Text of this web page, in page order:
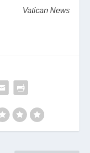
Vatican News